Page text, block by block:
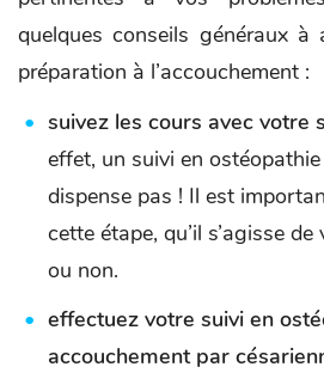
quelques conseils généraux à
préparation à l’accouchement :
suivez les cours avec votre
effet, un suivi en
dispense pas ! Il est
cette étape, qu’il s’agisse
ou non.
effectuez votre suivi en
accouchement par